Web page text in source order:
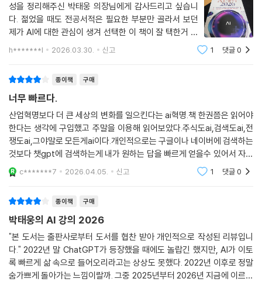
성을 정리해주신 박태웅 의장님에게 감사드리고 싶습니
다. 젊었을 때도 전공서적은 필요한 부분만 골라서 보던
제가 AI에 대한 관심이 생겨 선택한 이 책이 잘 택한거 같
습니다. 아이들과 후배들에게 미래에 대한 조언과 토론의
h*******l 2026.03.30. 신고 1 댓글0
종이책 구매
너무 빠르다.
산업혁명보다 더 큰 세상의 변화를 일으킨다는 ai혁명.책 한권쯤은 읽어야
한다는 생각에 구입했고 주말을 이용해 읽어보았다.주식도ai,검색도ai,전
쟁도ai,그야말로 모든게ai이다.개인적으로는 구글이나 네이버에 검색하는
것보다 챗gpt에 검색하는게 내가 원하는 답을 빠르게 얻을수 있어서 자주
쓴다.편해져서 좋긴한데 가끔은 세상의 변화가 무섭기도 하다.이책 한권으
로 좋은 간접경험
c*******7 2026.04.05. 신고 1 댓글0
종이책 구매
박태웅의 AI 강의 2026
"본 도서는 출판사로부터 도서를 협찬 받아 개인적으로 작성된 리뷰입니
다." 2022년 말 ChatGPT가 등장했을 때에도 놀랍긴 했지만, AI가 이토
록 빠르게 삶 속으로 들어오리라고는 상상도 못했다. 2022년 이후로 정말
숨가쁘게 돌아가는 느낌이랄까. 그중 2025년부터 2026년 지금에 이르는